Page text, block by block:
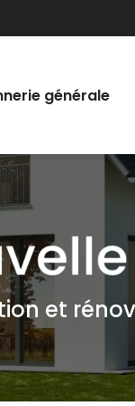
générale
et